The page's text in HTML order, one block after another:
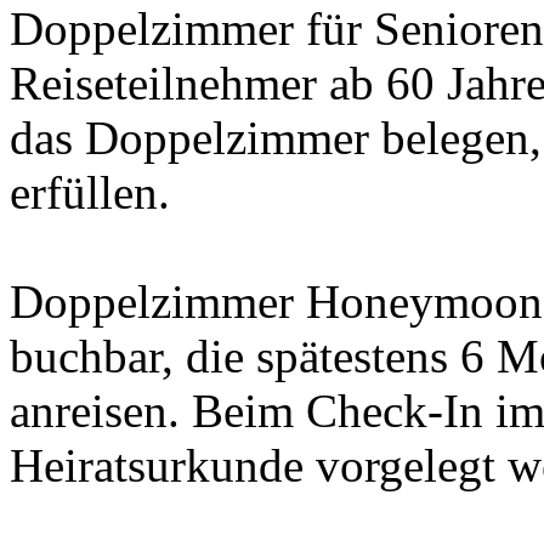
Doppelzimmer für
Reiseteilnehmer ab 60
das Doppelzimmer
erfüllen.
Doppelzimmer
buchbar, die spätestens 6
anreisen. Beim Check-In
Heiratsurkunde vorgelegt